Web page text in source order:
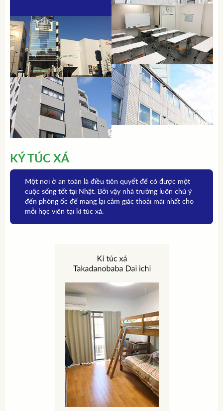
KÝ TÚC XÁ
Một nơi ở an toàn là điều tiên quyết để có được một
cuộc sống tốt tại Nhật. Bởi vậy nhà trường luôn chú ý
đến phòng ốc để mang lại cảm giác thoải mái nhất cho
mỗi học viên tại kí túc xá.